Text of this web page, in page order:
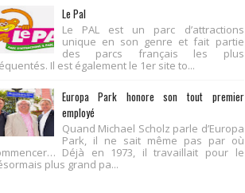
Le Pal
Le PAL est un parc d’attractions
unique en son genre et fait partie
des parcs français les plus
Il est également le 1er site to...
Europa Park honore son tout premier
employé
Quand Michael Scholz parle d’Europa
Park, il ne sait même pas par où
Déjà en 1973, il travaillait pour le
plus grand pa...